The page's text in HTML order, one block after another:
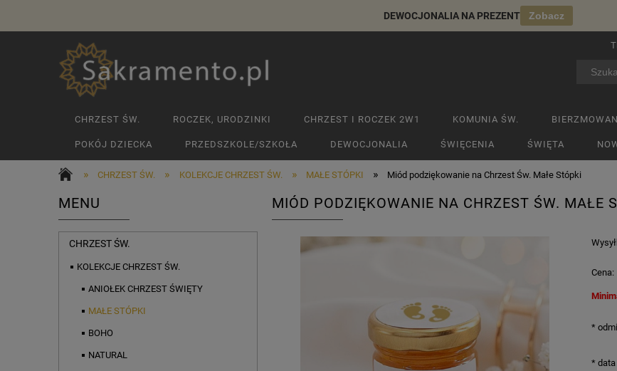
DEWOCJONALIA NA PREZENT Zobacz
CHRZEST ŚW. ROCZEK, URODZINKI CHRZEST I ROCZEK 2W1 KOMUNIA ŚW.
POKÓJ DZIECKA PRZEDSZKOLE/SZKOŁA DEWOCJONALIA ŚWIĘCENIA ŚWIĘTA
» CHRZEST ŚW. » KOLEKCJE CHRZEST ŚW. » MAŁE STÓPKI » Miód podziękowanie na Chrzest Św. Małe Stópki
MENU
CHRZEST ŚW.
KOLEKCJE CHRZEST ŚW.
ANIOŁEK CHRZEST ŚWIĘTY
MAŁE STÓPKI
BOHO
NATURAL
MIÓD PODZIĘKOWANIE NA CHRZEST ŚW. MAŁE
Cena:
*
*